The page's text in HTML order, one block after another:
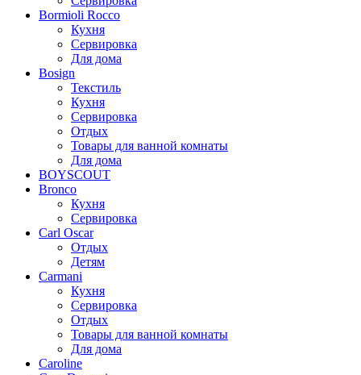
Bormioli Rocco
Кухня
Сервировка
Для дома
Bosign
Текстиль
Кухня
Сервировка
Отдых
Товары для ванной комнаты
Для дома
BOYSCOUT
Bronco
Кухня
Сервировка
Carl Oscar
Отдых
Детям
Carmani
Кухня
Сервировка
Отдых
Товары для ванной комнаты
Для дома
Caroline